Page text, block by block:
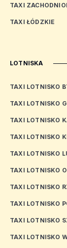
TAXI
TAXI ŁÓDZKIE
LOTNISKA
TAXI LOTNISKO
TAXI LOTNISKO
TAXI LOTNISKO
TAXI LOTNISKO
TAXI LOTNISKO
TAXI LOTNISKO
TAXI LOTNISKO
TAXI LOTNISKO
TAXI LOTNISKO
TAXI LOTNISKO